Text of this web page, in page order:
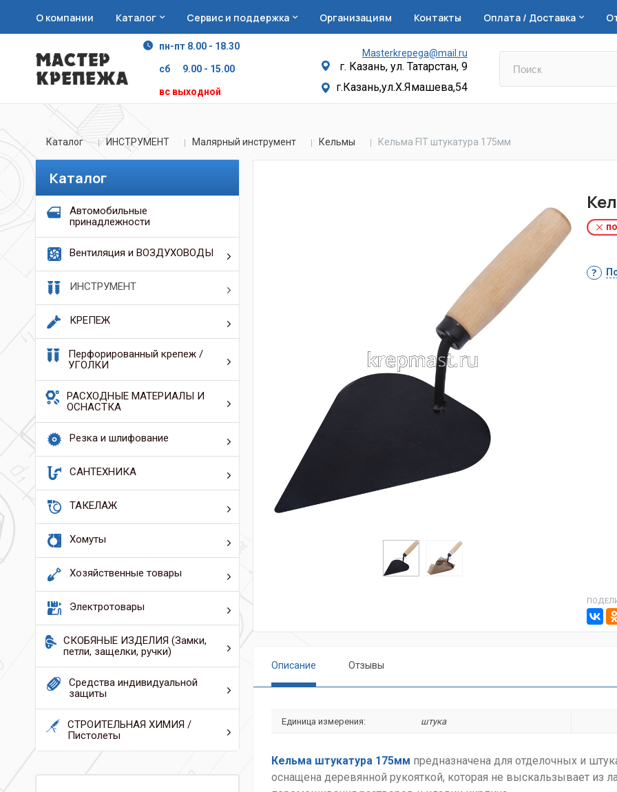
О компании Каталог Сервис и поддержка Организациям Контакты Оплата / Доставка
пн-пт 8.00 - 18.30
сб 9.00 - 15.00
вс выходной
Masterkrepega@mail.ru
г. Казань, ул. Татарстан, 9
г.Казань,ул.Х.Ямашева,54
Каталог ИНСТРУМЕНТ Малярный инструмент Кельмы Кельма FIT штукатура 175мм
Каталог
Автомобильные
принадлежности
Вентиляция и ВОЗДУХОВОДЫ
ИНСТРУМЕНТ
КРЕПЕЖ
Перфорированный крепеж /
УГОЛКИ
РАСХОДНЫЕ МАТЕРИАЛЫ И
ОСНАСТКА
Резка и шлифование
САНТЕХНИКА
ТАКЕЛАЖ
Хомуты
Хозяйственные товары
Электротовары
СКОБЯНЫЕ ИЗДЕЛИЯ (Замки,
петли, защелки, ручки)
Средства индивидуальной
защиты
СТРОИТЕЛЬНАЯ ХИМИЯ /
Пистолеты
Описание Отзывы
Единица измерения: штука
Кельма штукатура 175мм предназначена для отделочных и
оснащена деревянной рукояткой, которая не выскальзывает из